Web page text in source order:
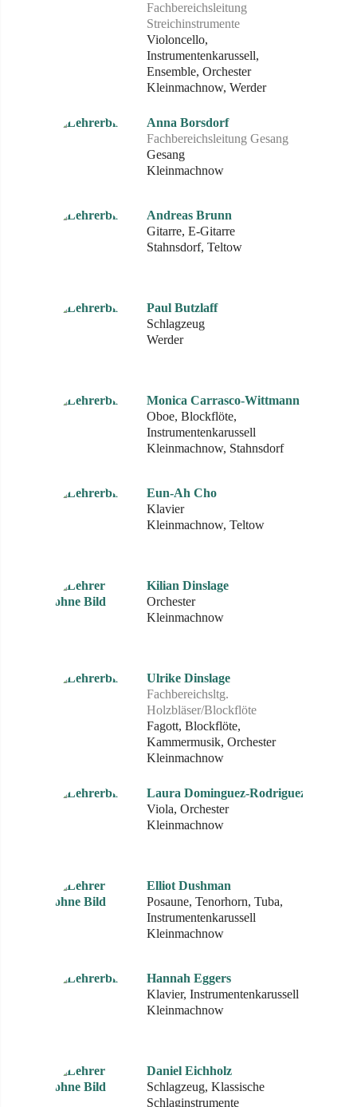
Fachbereichsleitung
Streichinstrumente
Violoncello,
Instrumentenkarussell,
Ensemble, Orchester
Kleinmachnow, Werder
Anna Borsdorf
Fachbereichsleitung Gesang
Gesang
Kleinmachnow
Andreas Brunn
Gitarre, E-Gitarre
Stahnsdorf, Teltow
Paul Butzlaff
Schlagzeug
Werder
Monica Carrasco-Wittmann
Oboe, Blockflöte,
Instrumentenkarussell
Kleinmachnow, Stahnsdorf
Eun-Ah Cho
Klavier
Kleinmachnow, Teltow
Kilian Dinslage
Orchester
Kleinmachnow
Ulrike Dinslage
Fachbereichsltg.
Holzbläser/Blockflöte
Fagott, Blockflöte,
Kammermusik, Orchester
Kleinmachnow
Laura Dominguez-Rodriguez
Viola, Orchester
Kleinmachnow
Elliot Dushman
Posaune, Tenorhorn, Tuba,
Instrumentenkarussell
Kleinmachnow
Hannah Eggers
Klavier, Instrumentenkarussell
Kleinmachnow
Daniel Eichholz
Schlagzeug, Klassische
Schlaginstrumente